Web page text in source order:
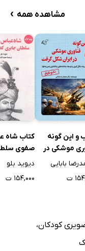
مشاهده همه ›
و این گونه
موشکی در
شکل گرفت -
بابایی
ت
کتاب شاه
صفوی
که
دیوید بلو
۱۵۴,۰۰۰ ت
کودکان،